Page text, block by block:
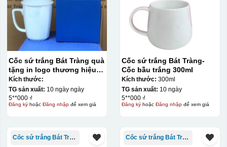
Cốc sứ trắng Bát Tràng quà
tặng in logo thương hiệu
Minh Long dáng vuông có
nắp KQ-CST01
Kích thước:
TG sản xuất: 10 ngày ngày
5**000 ₫
Đăng kýhoặc Đăng nhậpđể xem giá
Cốc sứ trắng Bát Tràng-
Cốc bầu trắng 300ml
Kích thước: 300ml
TG sản xuất: 10 ngày
5**000 ₫
Đăng kýhoặc Đăng nhậpđể xem giá
Cốc sứ trắng Bát Tràng Cốc sứ trắng Bát Tràng